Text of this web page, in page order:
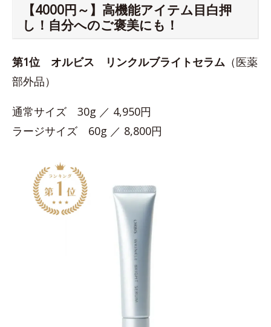
【4000円～】高機能アイテム目白押
し！自分へのご褒美にも！
第1位 オルビス リンクルブライトセラム （医薬
部外品）
通常サイズ 30g ／ 4,950円
ラージサイズ 60g ／ 8,800円